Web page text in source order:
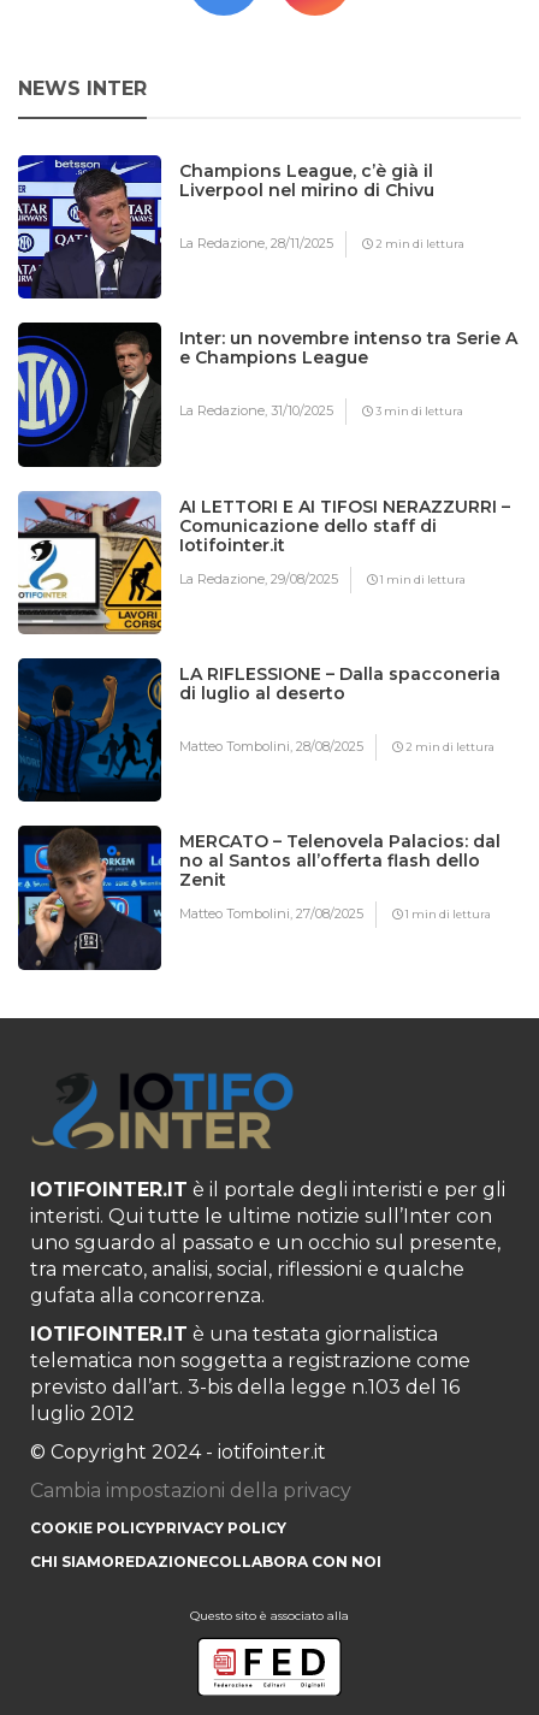
NEWS INTER
Champions League, c’è già il
Liverpool nel mirino di Chivu
La Redazione,28/11/2025 2 min di lettura
Inter: un novembre intenso tra Serie A
e Champions League
La Redazione,31/10/2025 3 min di lettura
AI LETTORI E AI TIFOSI NERAZZURRI –
Comunicazione dello staff di
Iotifointer.it
La Redazione,29/08/2025 1 min di lettura
LA RIFLESSIONE – Dalla spacconeria
di luglio al deserto
Matteo Tombolini,28/08/2025 2 min di lettura
MERCATO – Telenovela Palacios: dal
no al Santos all’offerta flash dello
Zenit
Matteo Tombolini,27/08/2025 1 min di lettura
IOTIFOINTER.IT è il portale degli interisti e per gli
interisti. Qui tutte le ultime notizie sull’Inter con
uno sguardo al passato e un occhio sul presente,
tra mercato, analisi, social, riflessioni e qualche
gufata alla concorrenza.
IOTIFOINTER.IT è una testata giornalistica
telematica non soggetta a registrazione come
previsto dall’art. 3-bis della legge n.103 del 16
luglio 2012
© Copyright 2024 - iotifointer.it
Cambia impostazioni della privacy
COOKIE POLICYPRIVACY POLICY
CHI SIAMOREDAZIONECOLLABORA CON NOI
Questo sito è associato alla